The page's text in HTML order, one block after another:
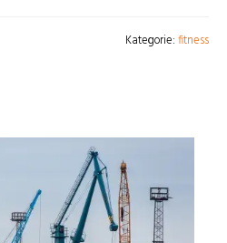
Kategorie:fitness